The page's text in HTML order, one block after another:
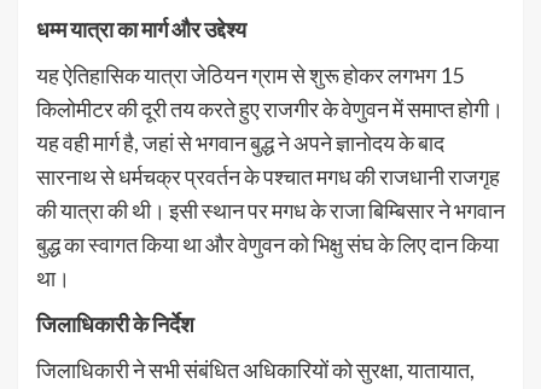
धम्म यात्रा का मार्ग और उद्देश्य
यह ऐतिहासिक यात्रा जेठियन ग्राम से शुरू होकर लगभग 15
किलोमीटर की दूरी तय करते हुए राजगीर के वेणुवन में समाप्त होगी।
यह वही मार्ग है, जहां से भगवान बुद्ध ने अपने ज्ञानोदय के बाद
सारनाथ से धर्मचक्र प्रवर्तन के पश्चात मगध की राजधानी राजगृह
की यात्रा की थी। इसी स्थान पर मगध के राजा बिम्बिसार ने भगवान
बुद्ध का स्वागत किया था और वेणुवन को भिक्षु संघ के लिए दान किया
था।
जिलाधिकारी के निर्देश
जिलाधिकारी ने सभी संबंधित अधिकारियों को सुरक्षा, यातायात,